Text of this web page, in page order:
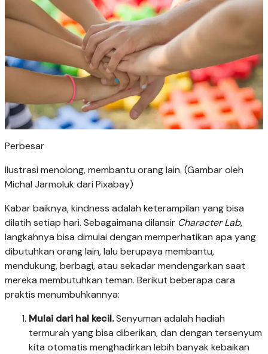
Perbesar
Ilustrasi menolong, membantu orang lain. (Gambar oleh
Michal Jarmoluk dari Pixabay)
Kabar baiknya, kindness adalah keterampilan yang bisa
dilatih setiap hari. Sebagaimana dilansir Character Lab,
langkahnya bisa dimulai dengan memperhatikan apa yang
dibutuhkan orang lain, lalu berupaya membantu,
mendukung, berbagi, atau sekadar mendengarkan saat
mereka membutuhkan teman. Berikut beberapa cara
praktis menumbuhkannya:
Mulai dari hal kecil.Senyuman adalah hadiah
termurah yang bisa diberikan, dan dengan tersenyum
kita otomatis menghadirkan lebih banyak kebaikan